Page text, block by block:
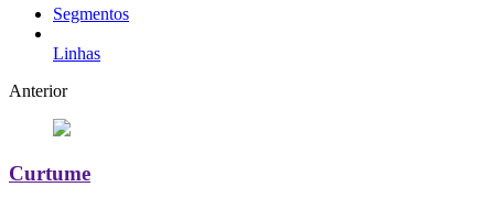
Segmentos
Linhas
Anterior
Curtume